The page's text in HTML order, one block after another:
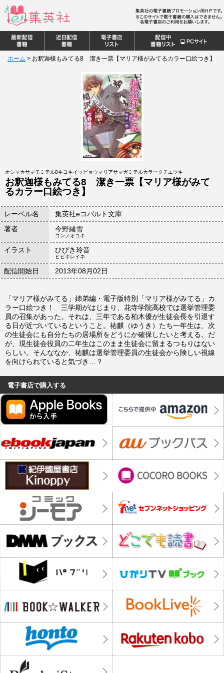
ホーム > お釈迦様もみてる8 潔き一票【マリア様がみてるカラー口絵つき】
オシャカサマモミテル8キヨキイッピョウマリアサマガミテルカラークチエツキ
お釈迦様もみてる8 潔き一票【マリア様がみて
るカラー口絵つき】
レーベル名
集英社eコバルト文庫
著者
今野緒雪
コンノオユキ
イラスト ひびき玲音
ヒビキレイネ
配信開始日 2013年08月02日
「マリア様がみてる」姉弟編・電子版特別「マリア様がみてる」カ
ラー口絵つき！ 三学期がはじまり、花寺学院高校では選挙管理委
員の召集があった。それは、三年である柏木優が生徒会長を引退す
る日が近づいているということ。祐麒（ゆうき）たち一年生は、次
の生徒会にも自分たちの居場所をどうにか確保したいと考える。だ
が、現生徒会役員の二年生はこのまま生徒会に留まるつもりはない
らしい。そんななか、祐麒は選挙管理委員の生徒会から険しい視線
を向けられていると気づき…？
電子書店で購入する